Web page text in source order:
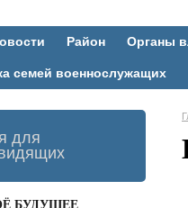
Район Органы
семей военнослужащих
для
БУДУЩЕЕ